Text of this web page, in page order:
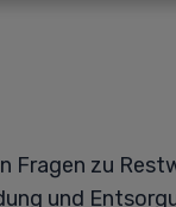
Fragen zu
und